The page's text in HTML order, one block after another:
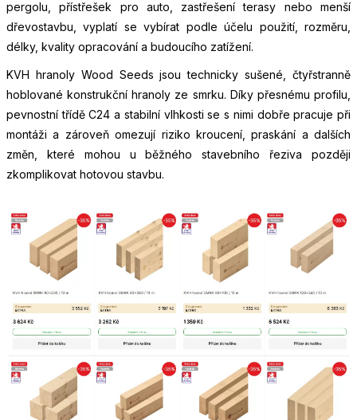
pergolu, přístřešek pro auto, zastřešení terasy nebo menší
dřevostavbu, vyplatí se vybírat podle účelu použití, rozměru,
délky, kvality opracování a budoucího zatížení.
KVH hranoly Wood Seeds jsou technicky sušené, čtyřstranně
hoblované konstrukční hranoly ze smrku. Díky přesnému profilu,
pevnostní třídě C24 a stabilní vlhkosti se s nimi dobře pracuje při
montáži a zároveň omezují riziko kroucení, praskání a dalších
změn, které mohou u běžného stavebního řeziva později
zkomplikovat hotovou stavbu.